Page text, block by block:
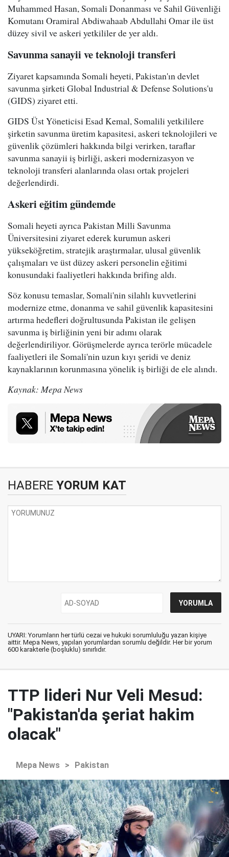
Muhammed Hasan, Somali Donanması ve Sahil Güvenliği
Komutanı Oramiral Abdiwahaab Abdullahi Omar ile üst
düzey sivil ve askeri yetkililer de yer aldı.
Savunma sanayii ve teknoloji transferi
Ziyaret kapsamında Somali heyeti, Pakistan'ın devlet
savunma şirketi Global Industrial & Defense Solutions'u
(GIDS) ziyaret etti.
GIDS Üst Yöneticisi Esad Kemal, Somalili yetkililere
şirketin savunma üretim kapasitesi, askeri teknolojileri ve
güvenlik çözümleri hakkında bilgi verirken, taraflar
savunma sanayii iş birliği, askeri modernizasyon ve
teknoloji transferi alanlarında olası ortak projeleri
değerlendirdi.
Askeri eğitim gündemde
Somali heyeti ayrıca Pakistan Milli Savunma
Üniversitesini ziyaret ederek kurumun askeri
yükseköğretim, stratejik araştırmalar, ulusal güvenlik
çalışmaları ve üst düzey askeri personelin eğitimi
konusundaki faaliyetleri hakkında brifing aldı.
Söz konusu temaslar, Somali'nin silahlı kuvvetlerini
modernize etme, donanma ve sahil güvenlik kapasitesini
artırma hedefleri doğrultusunda Pakistan ile gelişen
savunma iş birliğinin yeni bir adımı olarak
değerlendiriliyor. Görüşmelerde ayrıca terörle mücadele
faaliyetleri ile Somali'nin uzun kıyı şeridi ve deniz
kaynaklarının korunmasına yönelik iş birliği de ele alındı.
Kaynak: Mepa News
HABERE YORUM KAT
UYARI: Yorumların her türlü cezai ve hukuki sorumluluğu yazan kişiye
aittir. Mepa News, yapılan yorumlardan sorumlu değildir. Her bir yorum
600 karakterle (boşluklu) sınırlıdır.
TTP lideri Nur Veli Mesud:
"Pakistan'da şeriat hakim
olacak"
Mepa News > Pakistan